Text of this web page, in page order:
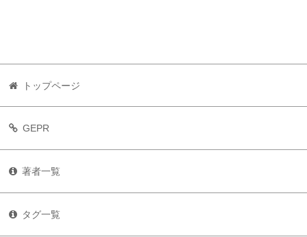
トップページ
GEPR
著者一覧
タグ一覧